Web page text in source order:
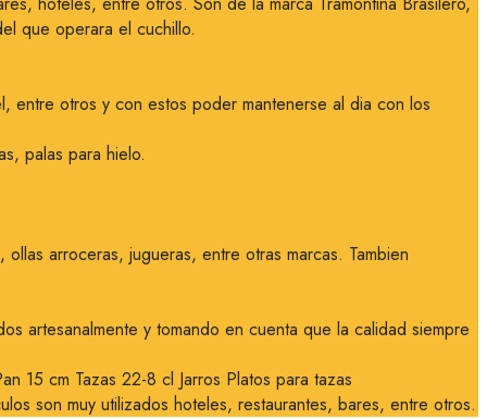
que operara el cuchillo.
entre otros y con estos poder mantenerse al dia con los
palas para hielo.
arroceras, jugueras, entre otras marcas. Tambien
artesanalmente y tomando en cuenta que la calidad siempre
15 cm Tazas 22-8 cl Jarros Platos para tazas
son muy utilizados hoteles, restaurantes, bares, entre otros.